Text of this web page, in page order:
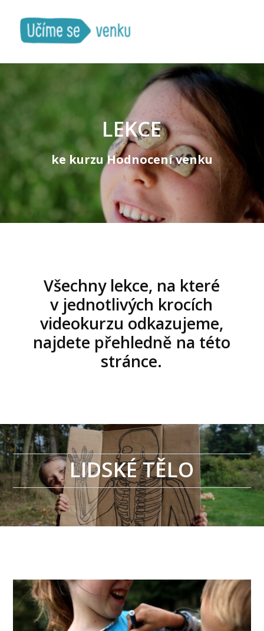
LEKCE
ke kurzu Hodnocení venku
Všechny lekce, na které
v jednotlivých krocích
videokurzu odkazujeme,
najdete přehledně na této
stránce.
LIDSKÉ TĚLO